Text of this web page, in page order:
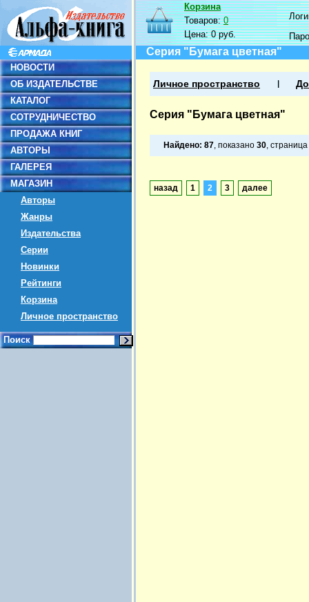
НОВОСТИ
ОБ ИЗДАТЕЛЬСТВЕ
КАТАЛОГ
СОТРУДНИЧЕСТВО
ПРОДАЖА КНИГ
АВТОРЫ
ГАЛЕРЕЯ
МАГАЗИН
Авторы
Жанры
Издательства
Серии
Новинки
Рейтинги
Корзина
Личное пространство
Поиск
Корзина
Товаров:0
Цена:0 руб.
Серия "Бумага цветная"
Личное пространство
Серия "Бумага цветная"
Найдено: 87, показано 30, страница
назад 1 2 3 далее